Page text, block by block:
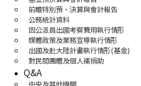
前瞻特別預、決算與會計報告
公務統計資料
因公派員出國考察費用執行情形
媒體政策及業務宣導執行情形
出國及赴大陸計畫執行情形(基金)
對民間團體及個人補捐助
Q&A
中央及其他機關